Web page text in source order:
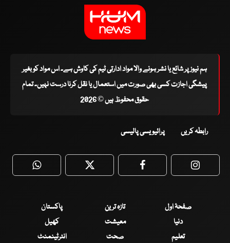
ہم نیوز پر شائع یا نشر ہونے والا مواد ادارتی ٹیم کی کاوش ہے۔ اس مواد کو بغیر
پیشگی اجازت کسی بھی صورت میں استعمال یا نقل کرنا درست نہیں۔ تمام
حقوق محفوظ ہیں © 2026
رابطہ کریں پرائیویسی پالیسی
WhatsApp Twitter Facebook
صفحۂ اول تازہ ترین
پاکستان
دنیا
معیشت
کھیل
تعلیم
صحت
انٹرٹینمنٹ